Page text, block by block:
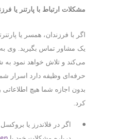
مشکلات ارتباط با پارتنر یا
اگر با فرزندان، همسر‌ یا
یک مشاور تماس بگیرید.
می‌کند و تلاش خواهد نمود
حرفه‌ای وظیفه دارد اسرار
بدون اجازه شما هیچ اطلاعاتی
کرد.
اگر در فلاندرز یا